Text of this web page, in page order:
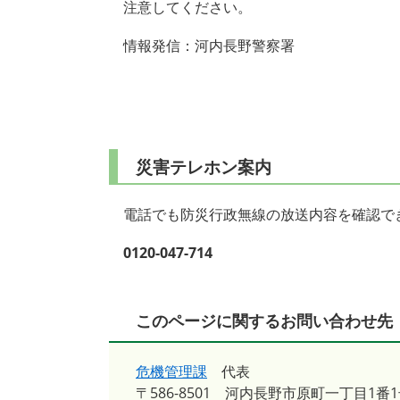
注意してください。
情報発信：河内長野警察署
災害テレホン案内
電話でも防災行政無線の放送内容を確認で
0120-047-714
このページに関するお問い合わせ先
危機管理課
代表
〒586-8501
河内長野市原町一丁目1番